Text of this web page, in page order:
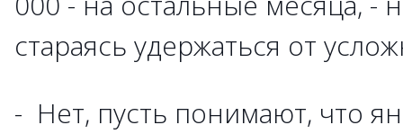
стараясь удержаться от
- Нет, пусть понимают, что